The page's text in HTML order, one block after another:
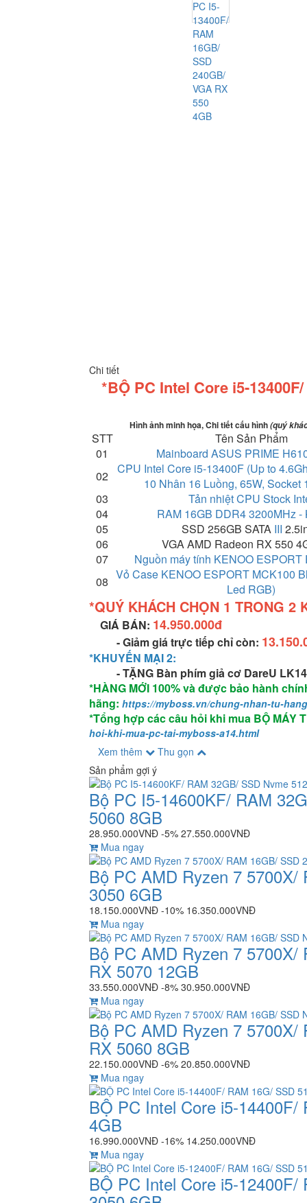
Chi tiết
*BỘ PC Intel Core i5-
Hình ảnh minh họa, Chi tiết cấu hình(quý
STT
Tên Sản Phẩm
01
Mainboard ASUS PRIME
02 CPU Intel Core i5-13400F (Up to
10 Nhân 16 Luồng, 65W, Socket
03
Tản nhiệt CPU Stock
04
RAM 16GB DDR4 3200MHz -
05
SSD 256GB SATA III
06
VGA AMD Radeon RX 550
07
Nguồn máy tính KENOO ESPORT
08 Vỏ Case KENOO ESPORT MCK100
Led RGB)
*QUÝ KHÁCH CHỌN 1 TRONG 2
GIÁ BÁN: 14.950.000đ
- Giảm giá trực tiếp chỉ còn:
*KHUYẾN MẠI 2:
- TẶNG Bàn phím giả cơ DareU
*HÀNG MỚI 100% và được bảo hành
hãng: https://myboss.vn/chung-nhan-tu-
*Tổng hợp các câu hỏi khi mua BỘ MÁY
hoi-khi-mua-pc-tai-myboss-a14.html
Xem thêm
Thu gọn
Sản phẩm gợi ý
Bộ PC I5-14600KF/ RAM
5060 8GB
28.950.000VNĐ -5% 27.550.000VNĐ
Mua ngay
Bộ PC AMD Ryzen 7
3050 6GB
18.150.000VNĐ -10% 16.350.000VNĐ
Mua ngay
Bộ PC AMD Ryzen 7
RX 5070 12GB
33.550.000VNĐ -8% 30.950.000VNĐ
Mua ngay
Bộ PC AMD Ryzen 7
RX 5060 8GB
22.150.000VNĐ -6% 20.850.000VNĐ
Mua ngay
BỘ PC Intel Core i5-
4GB
16.990.000VNĐ -16% 14.250.000VNĐ
Mua ngay
BỘ PC Intel Core i5-